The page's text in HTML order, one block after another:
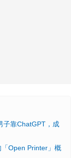
子靠ChatGPT，成
Open Printer」概